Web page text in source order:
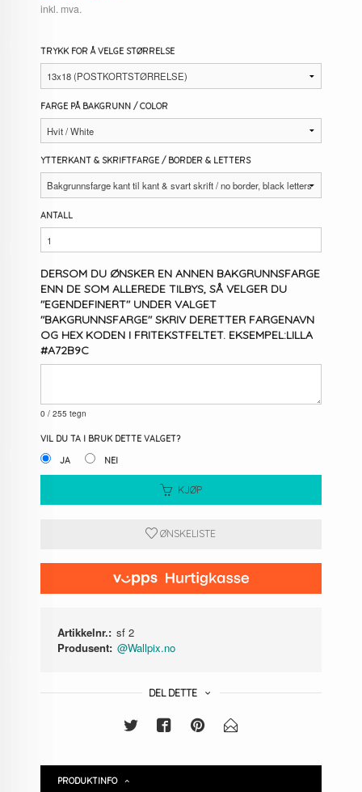
inkl. mva.
TRYKK FOR Å VELGE STØRRELSE
FARGE PÅ BAKGRUNN / COLOR
YTTERKANT & SKRIFTFARGE / BORDER & LETTERS
ANTALL
DERSOM DU ØNSKER EN ANNEN BAKGRUNNSFARGE
ENN DE SOM ALLEREDE TILBYS, SÅ VELGER DU
"EGENDEFINERT" UNDER VALGET
"BAKGRUNNSFARGE" SKRIV DERETTER FARGENAVN
OG HEX KODEN I FRITEKSTFELTET. EKSEMPEL:LILLA
#A72B9C
0 / 255 tegn
VIL DU TA I BRUK DETTE VALGET?
JA
NEI
KJØP
ØNSKELISTE
Artikkelnr.: sf 2
Produsent: @Wallpix.no
DEL DETTE
PRODUKTINFO